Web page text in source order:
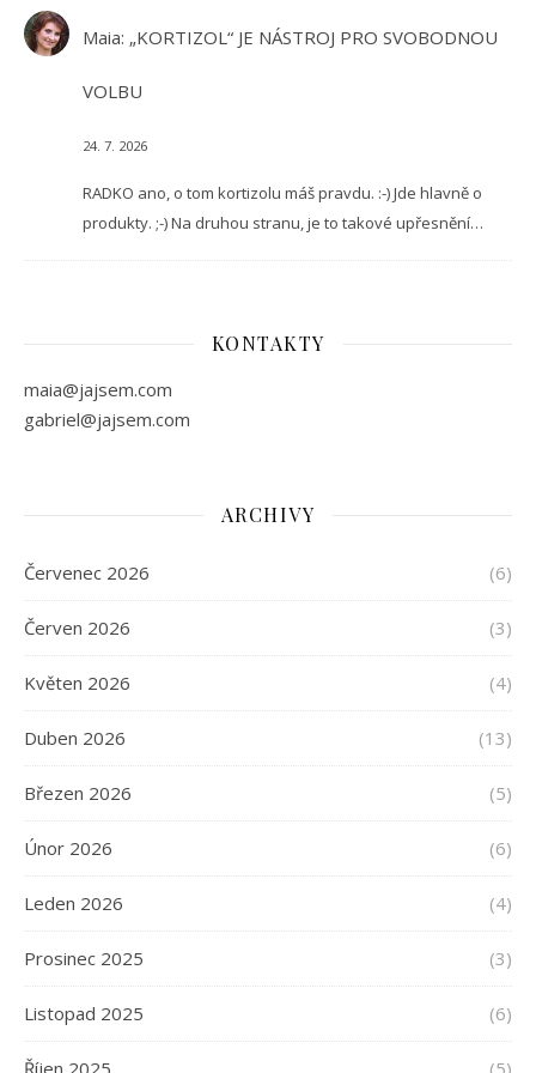
Maia: „KORTIZOL“ JE NÁSTROJ PRO SVOBODNOU
VOLBU
24. 7. 2026
RADKO ano, o tom kortizolu máš pravdu. :-) Jde hlavně o
produkty. ;-) Na druhou stranu, je to takové upřesnění…
KONTAKTY
maia@jajsem.com
gabriel@jajsem.com
ARCHIVY
Červenec 2026 (6)
Červen 2026 (3)
Květen 2026 (4)
Duben 2026 (13)
Březen 2026 (5)
Únor 2026 (6)
Leden 2026 (4)
Prosinec 2025 (3)
Listopad 2025 (6)